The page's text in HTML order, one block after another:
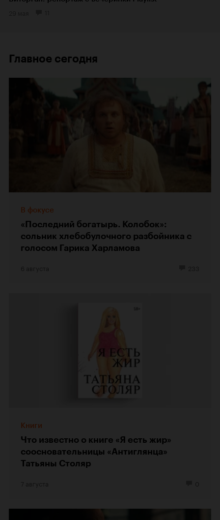
Главное сегодня
В фокусе
«Последний богатырь. Колобок»:
сольник хлебобулочного разбойника с
голосом Гарика Харламова
Книги
Что известно о книге «Я есть жир»
соосновательницы «Антиглянца»
Татьяны Столяр